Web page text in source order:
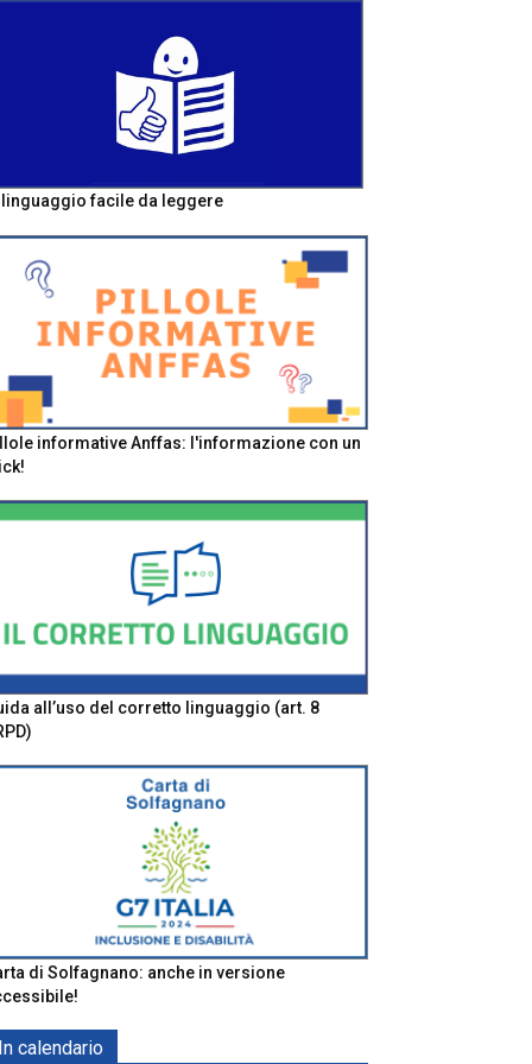
linguaggio facile da leggere
informative Anffas: l'informazione con un
all’uso del corretto linguaggio (art. 8
di Solfagnano: anche in versione
In calendario